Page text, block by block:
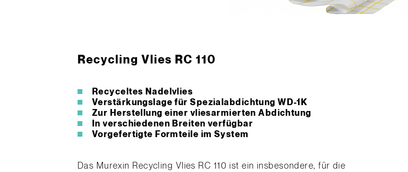
Recycling Vlies RC 110
Recyceltes Nadelvlies
Verstärkungslage für Spezialabdichtung WD-1K
Zur Herstellung einer vliesarmierten Abdichtung
In verschiedenen Breiten verfügbar
Vorgefertigte Formteile im System
Das Murexin Recycling Vlies RC 110 ist ein insbesondere, für die